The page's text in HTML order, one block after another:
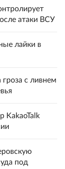
атаки ВСУ
лайки в
с ливнем
KakaoTalk
под